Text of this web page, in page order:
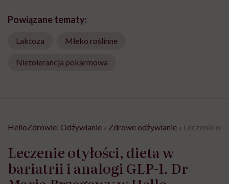
Powiązane tematy:
Laktoza Mleko roślinne
Nietolerancja pokarmowa
HelloZdrowie: Odżywianie › Zdrowe odżywianie › Leczenie
Leczenie otyłości, dieta w
bariatrii i analogi GLP-1. Dr